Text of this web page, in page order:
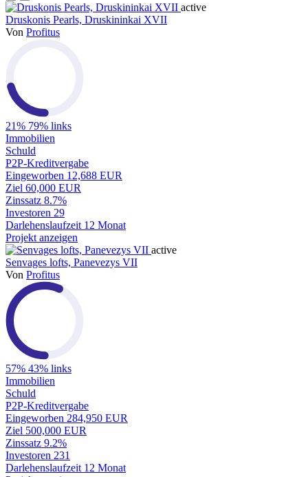
active
Druskonis Pearls, Druskininkai XVII
Von Profitus
21% 79% links
Immobilien
Schuld
P2P-Kreditvergabe
Eingeworben 12,688 EUR
Ziel 60,000 EUR
Zinssatz 8.7%
Investoren 29
Darlehenslaufzeit 12 Monat
Projekt anzeigen
active
Senvages lofts, Panevezys VII
Von Profitus
57% 43% links
Immobilien
Schuld
P2P-Kreditvergabe
Eingeworben 284,950 EUR
Ziel 500,000 EUR
Zinssatz 9.2%
Investoren 231
Darlehenslaufzeit 12 Monat